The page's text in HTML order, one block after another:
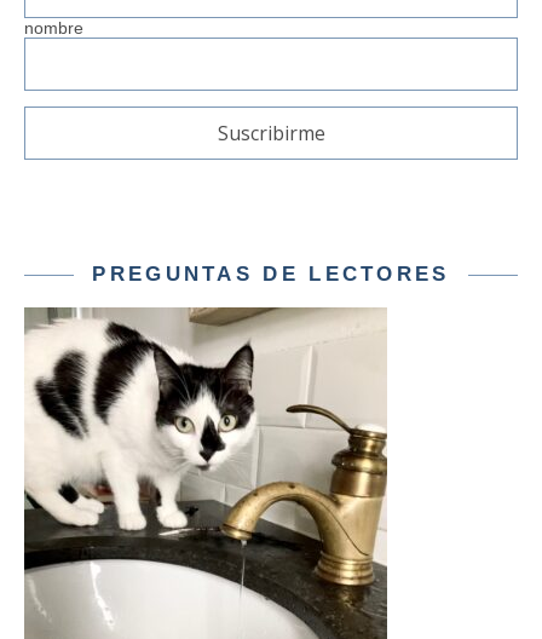
nombre
PREGUNTAS DE LECTORES